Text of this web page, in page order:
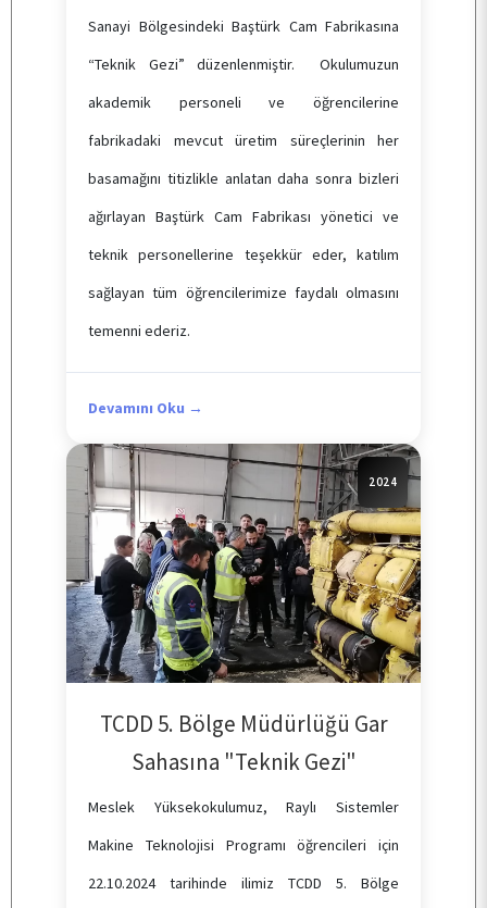
Sanayi Bölgesindeki Baştürk Cam Fabrikasına
“Teknik Gezi” düzenlenmiştir. Okulumuzun
akademik personeli ve öğrencilerine
fabrikadaki mevcut üretim süreçlerinin her
basamağını titizlikle anlatan daha sonra bizleri
ağırlayan Baştürk Cam Fabrikası yönetici ve
teknik personellerine teşekkür eder, katılım
sağlayan tüm öğrencilerimize faydalı olmasını
temenni ederiz.
Devamını Oku →
2024
TCDD 5. Bölge Müdürlüğü Gar
Sahasına "Teknik Gezi"
Meslek Yüksekokulumuz, Raylı Sistemler
Makine Teknolojisi Programı öğrencileri için
22.10.2024 tarihinde ilimiz TCDD 5. Bölge